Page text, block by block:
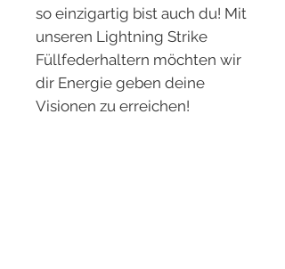
so einzigartig bist auch du! Mit
unseren Lightning Strike
Füllfederhaltern möchten wir
dir Energie geben deine
Visionen zu erreichen!